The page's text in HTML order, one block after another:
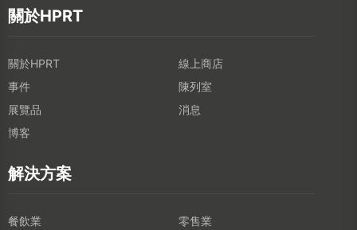
關於HPRT
關於HPRT
線上商店
事件
陳列室
展覽品
消息
博客
解決方案
餐飲業
零售業